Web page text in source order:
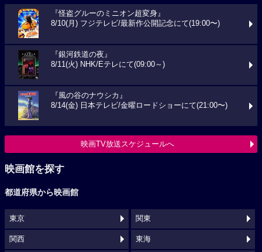
『怪盗グルーのミニオン超変身』
8/10(月) フジテレビ/最新作公開記念にて(19:00〜)
『銀河鉄道の夜』
8/11(火) NHK/Eテレにて(09:00～)
『風の谷のナウシカ』
8/14(金) 日本テレビ/金曜ロードショーにて(21:00〜)
映画TV放送スケジュールへ
映画館を探す
都道府県から映画館
東京 関東
関西 東海